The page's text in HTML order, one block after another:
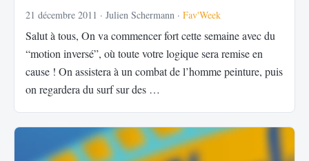
21 décembre 2011 · Julien Schermann · Fav'Week
Salut à tous, On va commencer fort cette semaine avec du
“motion inversé”, où toute votre logique sera remise en
cause ! On assistera à un combat de l’homme peinture, puis
on regardera du surf sur des …